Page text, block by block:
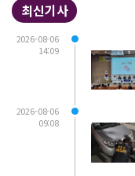
최신기사
2026-08-06
14:09
2026-08-06
09:08